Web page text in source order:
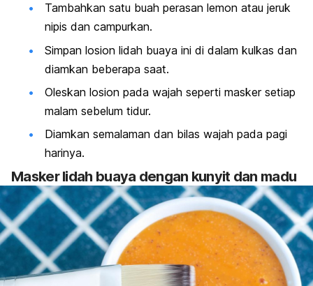
Tambahkan satu buah perasan lemon atau jeruk
nipis dan campurkan.
Simpan losion lidah buaya ini di dalam kulkas dan
diamkan beberapa saat.
Oleskan losion pada wajah seperti masker setiap
malam sebelum tidur.
Diamkan semalaman dan bilas wajah pada pagi
harinya.
Masker lidah buaya dengan kunyit dan madu